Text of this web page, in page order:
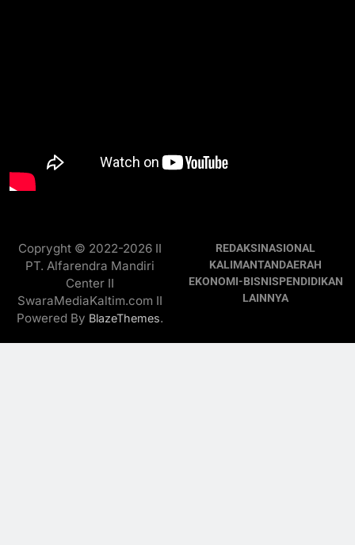
Copryght © 2022-2026 II
PT. Alfarendra Mandiri
Center II
SwaraMediaKaltim.com II
Powered By BlazeThemes.
REDAKSINASIONAL
KALIMANTANDAERAH
EKONOMI-BISNISPENDIDIKAN
LAINNYA